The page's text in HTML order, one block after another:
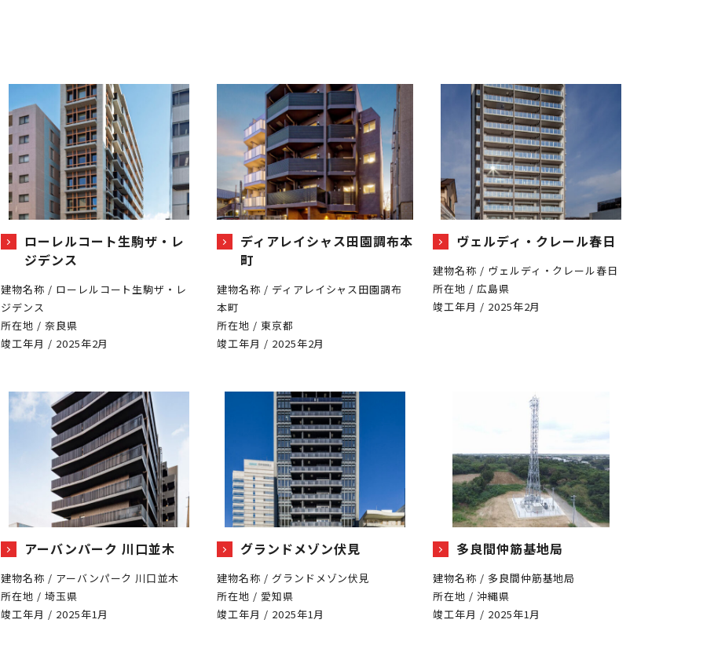
ローレルコート生駒ザ・レ
ジデンス
建物名称 / ローレルコート生駒ザ・レ
ジデンス
所在地 / 奈良県
竣工年月 / 2025年2月
ディアレイシャス田園調布本
町
建物名称 / ディアレイシャス田園調布
本町
所在地 / 東京都
竣工年月 / 2025年2月
ヴェルディ・クレール春日
建物名称 / ヴェルディ・クレール春日
所在地 / 広島県
竣工年月 / 2025年2月
アーバンパーク 川口並木
建物名称 / アーバンパーク 川口並木
所在地 / 埼玉県
竣工年月 / 2025年1月
グランドメゾン伏見
建物名称 / グランドメゾン伏見
所在地 / 愛知県
竣工年月 / 2025年1月
多良間仲筋基地局
建物名称 / 多良間仲筋基地局
所在地 / 沖縄県
竣工年月 / 2025年1月